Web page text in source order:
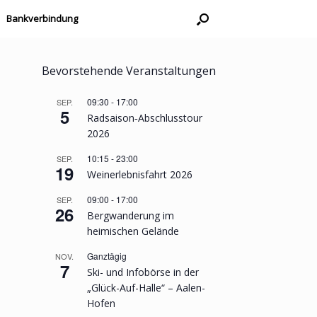
Bankverbindung
Bevorstehende Veranstaltungen
SEP.
5
09:30 - 17:00
Radsaison‐Abschlusstour
2026
SEP.
19
10:15 -23:00
Weinerlebnisfahrt 2026
SEP.
26
09:00 - 17:00
Bergwanderung im
heimischen Gelände
NOV.
7
Ganztägig
Ski- und Infobörse in der
„Glück-Auf-Halle“ – Aalen-
Hofen